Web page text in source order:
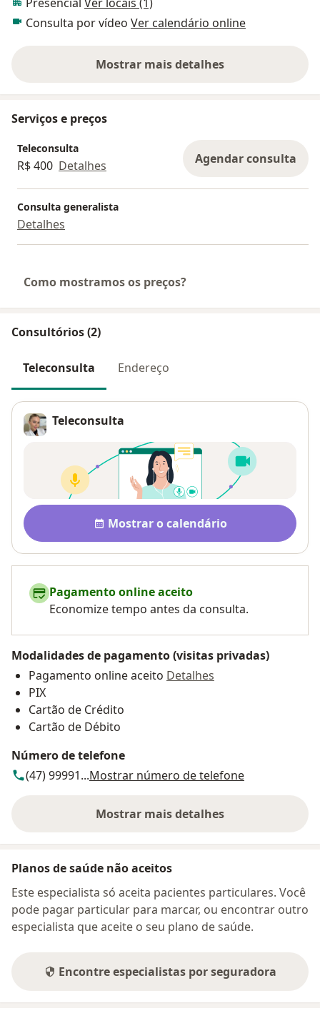
cada ser.
Consulta por vídeo Ver calendário online
Mostrar mais detalhes
sobre a experiência
Serviços e preços
Teleconsulta
R$ 400 Detalhes Agendar consulta
Consulta generalista
Detalhes
Como mostramos os preços?
Consultórios (2)
Teleconsulta Endereço
Teleconsulta
Disponibilidade
Mostrar o calendário
Pagamento online aceito
Economize tempo antes da consulta.
Modalidades de pagamento (visitas privadas)
Pagamento online aceito Detalhes
PIX
Cartão de Crédito
Cartão de Débito
Número de telefone
(47) 99991...Mostrar número de telefone
Mostrar mais detalhes
sobre o endereço
Planos de saúde não aceitos
Este especialista só aceita pacientes particulares. Você
pode pagar particular para marcar, ou encontrar outro
especialista que aceite o seu plano de saúde.
Encontre especialistas por seguradora